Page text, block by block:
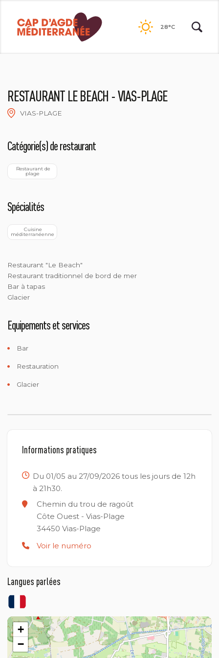
contenu
28°C
RESTAURANT LE BEACH - VIAS-PLAGE
VIAS-PLAGE
Catégorie(s) de restaurant
plage
Spécialités
méditerranéenne
Restaurant "Le Beach"
Restaurant traditionnel de bord de mer
Bar à tapas
Glacier
Equipements et services
Bar
Restauration
Glacier
Informations pratiques
Du 01/05 au 27/09/2026 tous les jours de 12h
à 21h30.
Chemin du trou de ragoût
Côte Ouest - Vias-Plage
34450 Vias-Plage
Voir le numéro
Langues parlées
+
−